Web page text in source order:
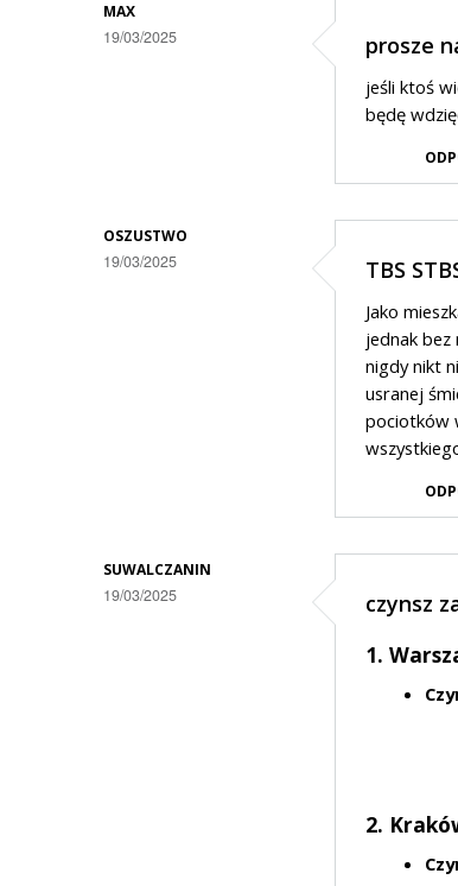
MAX
19/03/2025 prosze
jeśli ktoś
będę
OSZUSTWO
19/03/2025 TBS
Jako
jednak bez
nigdy nikt
usranej
pociotków
SUWALCZANIN
19/03/2025
czynsz
1.
2.